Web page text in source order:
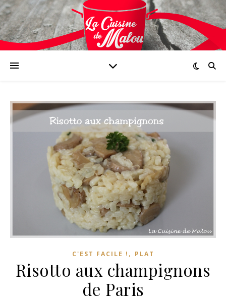
C'EST FACILE ! , PLAT
Risotto aux champignons
de Paris